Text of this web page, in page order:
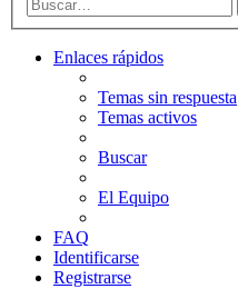
Enlaces rápidos
Temas sin respuesta
Temas activos
Buscar
El Equipo
FAQ
Identificarse
Registrarse